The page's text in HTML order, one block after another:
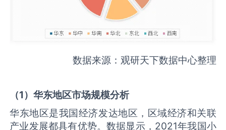
数据来源：观研天下数据中心整理
（1）华东地区市场规模分析
华东地区是我国经济发达地区，区域经济和关联
产业发展都具有优势。数据显示，2021年我国小